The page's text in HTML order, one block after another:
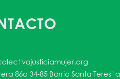
86a 34-85 Barrio Santa Teresita